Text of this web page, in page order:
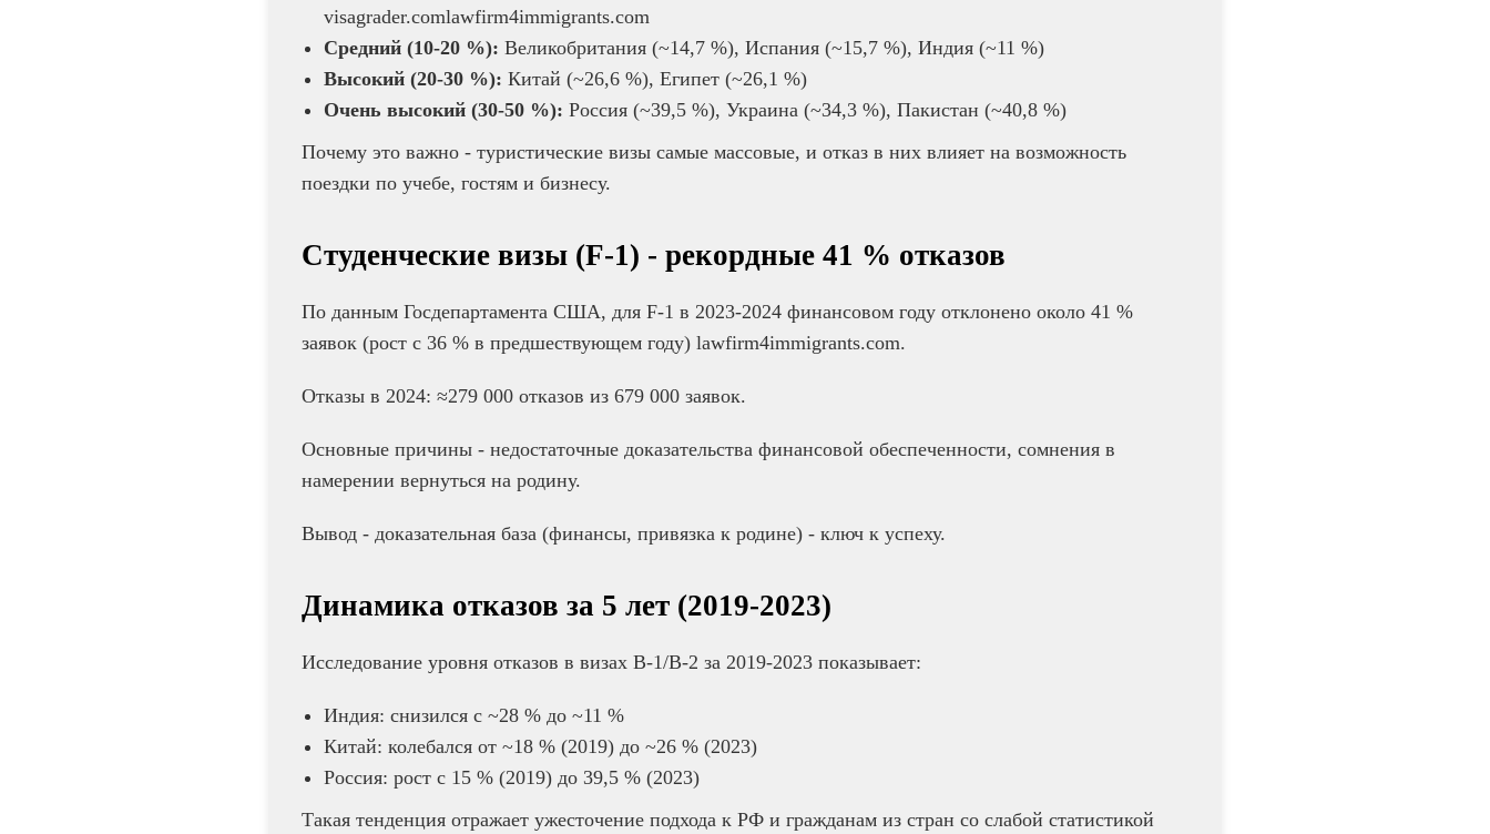
visagrader.comlawfirm4immigrants.com
Средний (10-20 %): Великобритания (~14,7 %), Испания (~15,7 %), Индия (~11 %)
Высокий (20-30 %): Китай (~26,6 %), Египет (~26,1 %)
Очень высокий (30-50 %): Россия (~39,5 %), Украина (~34,3 %), Пакистан (~40,8 %)
Почему это важно - туристические визы самые массовые, и отказ в них влияет на возможность
поездки по учебе, гостям и бизнесу.
Студенческие визы (F-1) - рекордные 41 % отказов
По данным Госдепартамента США, для F-1 в 2023-2024 финансовом году отклонено около 41 %
заявок (рост с 36 % в предшествующем году) lawfirm4immigrants.com.
Отказы в 2024: ≈279 000 отказов из 679 000 заявок.
Основные причины - недостаточные доказательства финансовой обеспеченности, сомнения в
намерении вернуться на родину.
Вывод - доказательная база (финансы, привязка к родине) - ключ к успеху.
Динамика отказов за 5 лет (2019-2023)
Исследование уровня отказов в визах B-1/B-2 за 2019-2023 показывает:
Индия: снизился с ~28 % до ~11 %
Китай: колебался от ~18 % (2019) до ~26 % (2023)
Россия: рост с 15 % (2019) до 39,5 % (2023)
Такая тенденция отражает ужесточение подхода к РФ и гражданам из стран со слабой статистикой